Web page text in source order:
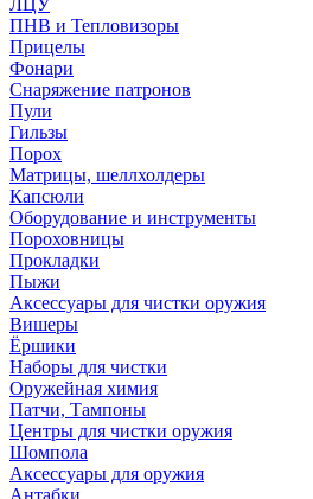
ЛЦУ
ПНВ и Тепловизоры
Прицелы
Фонари
Снаряжение патронов
Пули
Гильзы
Порох
Матрицы, шеллхолдеры
Капсюли
Оборудование и инструменты
Пороховницы
Прокладки
Пыжи
Аксессуары для чистки оружия
Вишеры
Ёршики
Наборы для чистки
Оружейная химия
Патчи, Тампоны
Центры для чистки оружия
Шомпола
Аксессуары для оружия
Антабки